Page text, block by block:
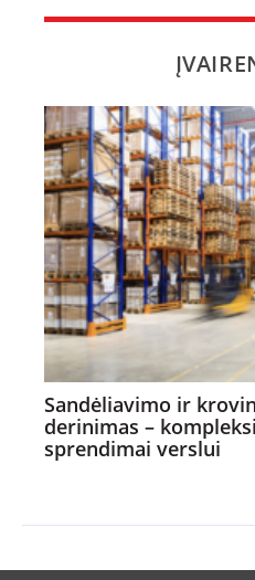
Sandėliavimo ir
derinimas –
sprendimai verslui